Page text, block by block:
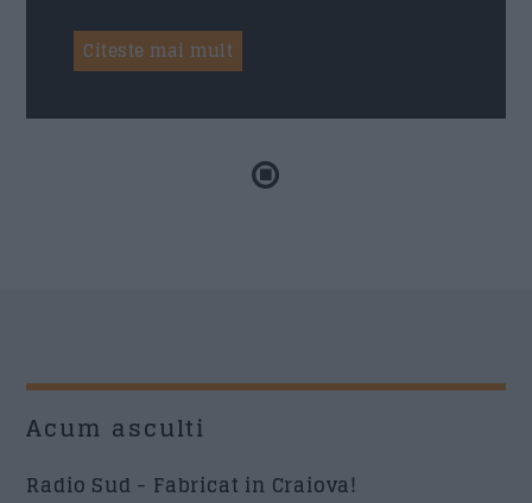
Citeste mai mult
Acum asculti
Radio Sud - Fabricat in Craiova!